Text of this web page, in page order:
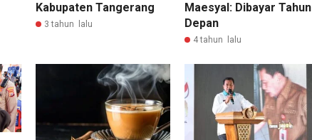
Kabupaten Tangerang
3 tahun lalu
Maesyal: Dibayar Tahun
Depan
4 tahun lalu